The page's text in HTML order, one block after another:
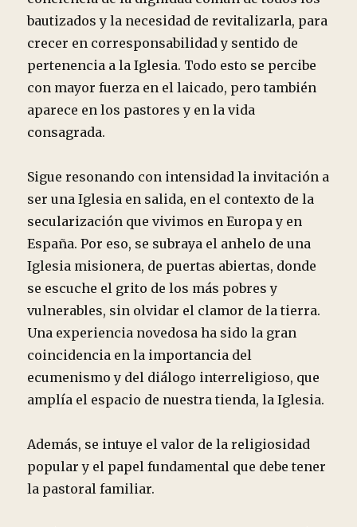
bautizados y la necesidad de revitalizarla, para
crecer en corresponsabilidad y sentido de
pertenencia a la Iglesia. Todo esto se percibe
con mayor fuerza en el laicado, pero también
aparece en los pastores y en la vida
consagrada.
Sigue resonando con intensidad la invitación a
ser una Iglesia en salida, en el contexto de la
secularización que vivimos en Europa y en
España. Por eso, se subraya el anhelo de una
Iglesia misionera, de puertas abiertas, donde
se escuche el grito de los más pobres y
vulnerables, sin olvidar el clamor de la tierra.
Una experiencia novedosa ha sido la gran
coincidencia en la importancia del
ecumenismo y del diálogo interreligioso, que
amplía el espacio de nuestra tienda, la Iglesia.
Además, se intuye el valor de la religiosidad
popular y el papel fundamental que debe tener
la pastoral familiar.